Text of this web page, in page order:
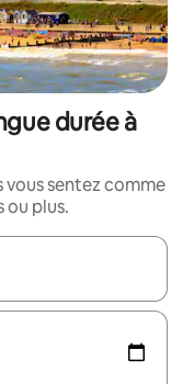
durée à
vous sentez comme
ou plus.
les flèches vers le